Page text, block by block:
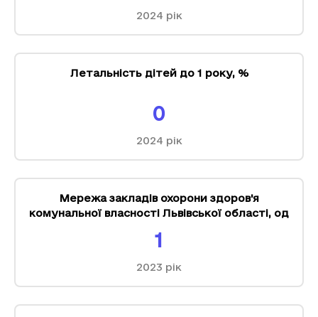
2024 рік
Летальність дітей до 1 року, %
0
2024 рік
Мережа закладів охорони здоров'я
комунальної власності Львівської області, од
1
2023 рік